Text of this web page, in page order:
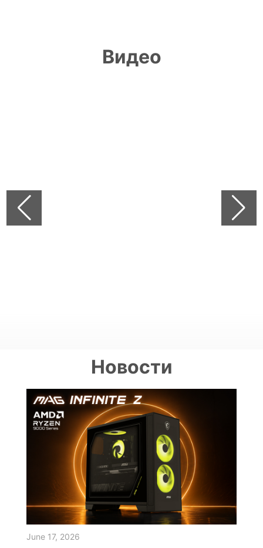
Видео
Новости
June 17, 2026